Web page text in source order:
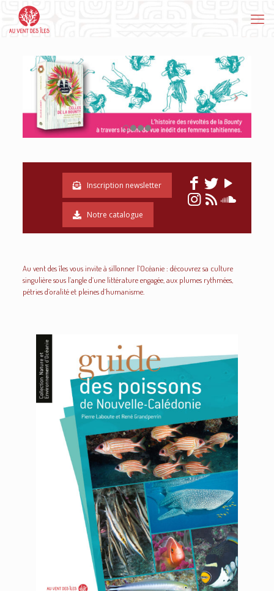
Inscription newsletter
Notre catalogue
Au vent des îles vous invite à sillonner l’Océanie : découvrez sa culture
singulière sous l’angle d’une littérature engagée, aux plumes rythmées,
pétries d’oralité et pleines d’humanisme.